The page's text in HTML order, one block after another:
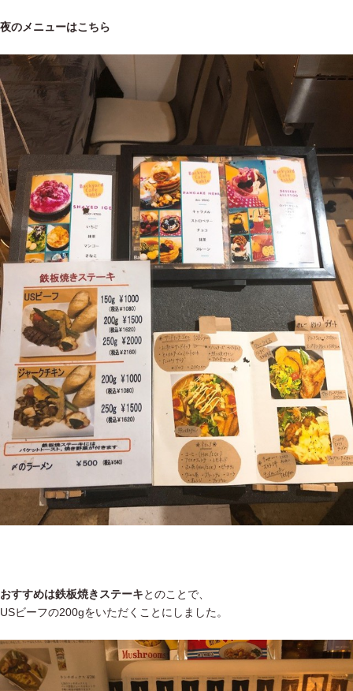
夜のメニューはこちら
おすすめは鉄板焼きステーキとのことで、
USビーフの200gをいただくことにしました。